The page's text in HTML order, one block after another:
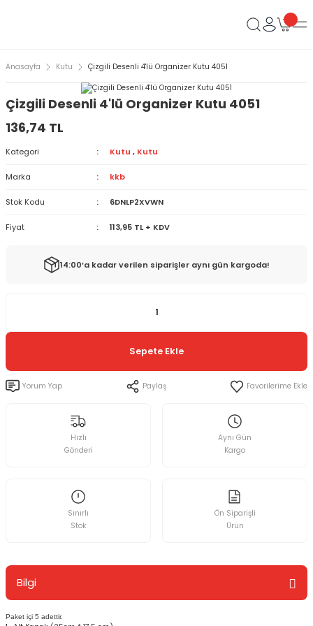
Anasayfa Kutu Çizgili Desenli 4'lü Organizer Kutu 4051
Çizgili Desenli 4'lü Organizer Kutu 4051
136,74 TL
Kategori Kutu , Kutu
Marka kkb
Stok Kodu 6DNLP2XVWN
Fiyat 113,95 TL + KDV
14:00’a kadar verilen siparişler aynı gün kargoda!
Sepete Ekle
Yorum Yap Paylaş
Hızlı
Gönderi
Aynı Gün
Kargo
Sınırlı
Stok
Ön Siparişli
Ürün
Bilgi
Paket içi 5 adettir.